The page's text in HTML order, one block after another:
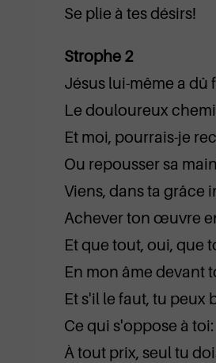
Se plie à tes désirs!
Strophe 2
Jésus lui-même a dû
Le douloureux
Et moi, pourrais-je
Ou repousser sa
Viens, dans ta grâce
Achever ton œuvre
Et que tout, oui, que
En mon âme devant
Et s'il le faut, tu peux
Ce qui s'oppose à toi:
À tout prix, seul tu